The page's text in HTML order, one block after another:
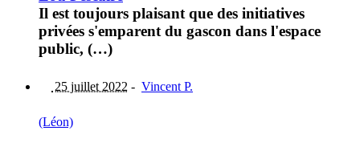
Il est toujours plaisant que des initiatives
privées s'emparent du gascon dans l'espace
public, (…)
25 juillet 2022 - Vincent P.
(Léon)